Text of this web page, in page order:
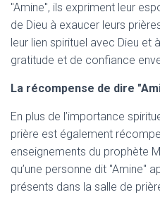
"Amine", ils expriment leur
de Dieu à exaucer leurs
leur lien spirituel avec Dieu et
gratitude et de confiance
La récompense de dire
En plus de l’importance
prière est également
enseignements du prophète
qu’une personne dit "Amine"
présents dans la salle de